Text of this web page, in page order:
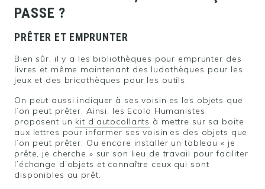
PASSE ?
PRÊTER ET EMPRUNTER
Bien sûr, il y a les bibliothèques pour emprunter des
livres et même maintenant des ludothèques pour les
jeux et des bricothèques pour les outils.
On peut aussi indiquer à ses voisin·es les objets que
l’on peut prêter. Ainsi, les Ecolo Humanistes
proposent un kit d’autocollants à mettre sur sa boite
aux lettres pour informer ses voisin·es des objets que
l’on peut prêter. Ou encore installer un tableau « je
prête, je cherche » sur son lieu de travail pour faciliter
l’échange d’objets et connaître ceux qui sont
disponibles au prêt.PRÊT•E À REJOINDRE LE DÉFI ?